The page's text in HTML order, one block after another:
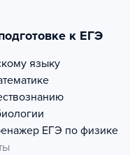
к ЕГЭ
языку
ЕГЭ по физике